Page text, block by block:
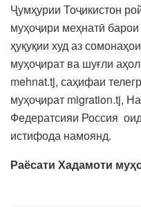
Ҷумҳурии Тоҷикистон
муҳоҷири меҳнатӣ
ҳуқуқии худ аз
муҳоҷират ва шуғли
mehnat.tj, саҳифаи
муҳоҷират migration.tj,
Федератсияи Россия
истифода намоянд.
Раёсати Хадамоти